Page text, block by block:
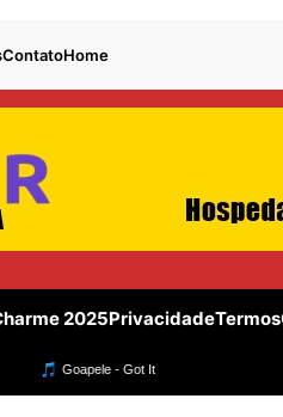
ContatoHome
2025PrivacidadeTermos